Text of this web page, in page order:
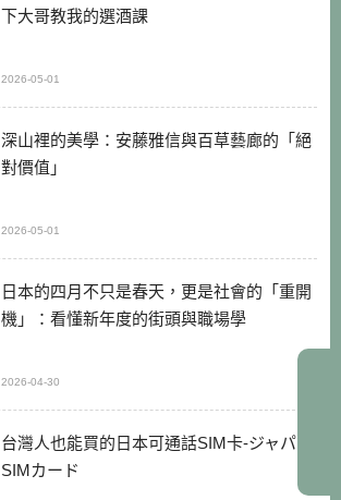
下大哥教我的選酒課
2026-05-01
深山裡的美學：安藤雅信與百草藝廊的「絕
對價值」
2026-05-01
日本的四月不只是春天，更是社會的「重開
機」：看懂新年度的街頭與職場學
2026-04-30
台灣人也能買的日本可通話SIM卡-ジャパン
SIMカード